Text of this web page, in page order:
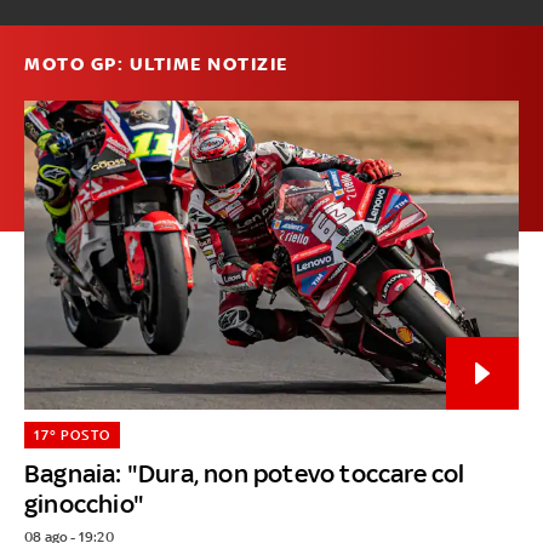
MOTO GP: ULTIME NOTIZIE
Bagnaia: "Dura, non potevo toccare col
ginocchio"
17° POSTO
08 ago - 19:20